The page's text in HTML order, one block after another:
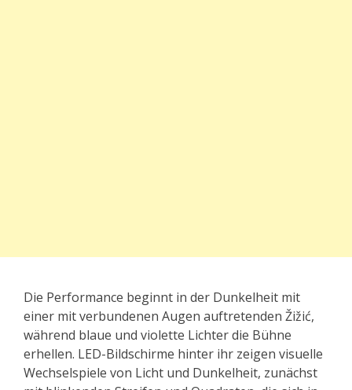
Die Performance beginnt in der Dunkelheit mit
einer mit verbundenen Augen auftretenden Žižić,
während blaue und violette Lichter die Bühne
erhellen. LED-Bildschirme hinter ihr zeigen visuelle
Wechselspiele von Licht und Dunkelheit, zunächst